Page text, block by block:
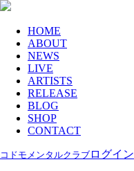
HOME
ABOUT
NEWS
LIVE
ARTISTS
RELEASE
BLOG
SHOP
CONTACT
コドモメンタルクラブ ログイン